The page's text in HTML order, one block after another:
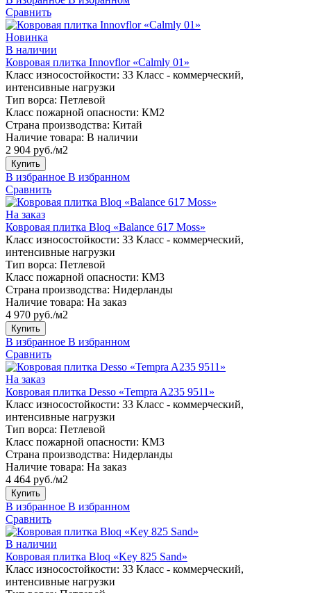
Сравнить
Новинка
В наличии
Ковровая плитка Innovflor «Calmly 01»
Класс износостойкости: 33 Класс - коммерческий,
интенсивные нагрузки
Тип ворса: Петлевой
Класс пожарной опасности: КМ2
Страна производства: Китай
Наличие товара: В наличии
2 904 руб./м2
Купить
В избранное В избранном
Сравнить
На заказ
Ковровая плитка Bloq «Balance 617 Moss»
Класс износостойкости: 33 Класс - коммерческий,
интенсивные нагрузки
Тип ворса: Петлевой
Класс пожарной опасности: КМ3
Страна производства: Нидерланды
Наличие товара: На заказ
4 970 руб./м2
Купить
В избранное В избранном
Сравнить
На заказ
Ковровая плитка Desso «Tempra A235 9511»
Класс износостойкости: 33 Класс - коммерческий,
интенсивные нагрузки
Тип ворса: Петлевой
Класс пожарной опасности: КМ3
Страна производства: Нидерланды
Наличие товара: На заказ
4 464 руб./м2
Купить
В избранное В избранном
Сравнить
В наличии
Ковровая плитка Bloq «Key 825 Sand»
Класс износостойкости: 33 Класс - коммерческий,
интенсивные нагрузки